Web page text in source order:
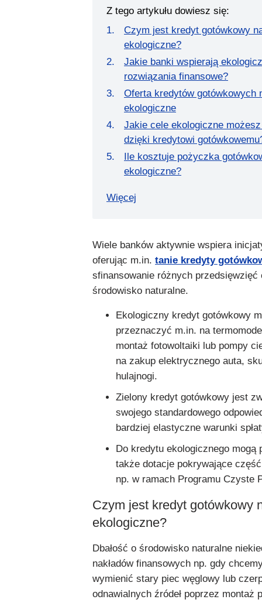
Z tego artykułu dowiesz się:
Czym jest kredyt gotówkowy
ekologiczne?
Jakie banki wspierają
rozwiązania finansowe?
Oferta kredytów gotówkowych
ekologiczne
Jakie cele ekologiczne
dzięki kredytowi
Ile kosztuje pożyczka
ekologiczne?
Więcej
Wiele banków aktywnie wspiera
oferując m.in. tanie kredyty
sfinansowanie różnych przedsięwzięć
środowisko naturalne.
Ekologiczny kredyt gotówkowy
przeznaczyć m.in. na
montaż fotowoltaiki lub pompy
na zakup elektrycznego auta,
hulajnogi.
Zielony kredyt gotówkowy jest
swojego standardowego
bardziej elastyczne warunki
Do kredytu ekologicznego mogą
także dotacje pokrywające
np. w ramach Programu Czyste
Czym jest kredyt gotówkowy
ekologiczne?
Dbałość o środowisko naturalne
nakładów finansowych np. gdy
wymienić stary piec węglowy lub
odnawialnych źródeł poprzez montaż